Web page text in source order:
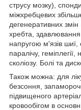
струсу мозку),
міжхребцевих
дегенеративних
хребта,
напругою м'язів шиї,
паралічу, геміплегії,
сколіозу. Болі та
Також можна: для
безсоння,
підвищеного
кровообігом в